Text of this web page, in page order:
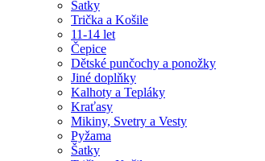
Šatky
Trička a Košile
11-14 let
Čepice
Dětské punčochy a ponožky
Jiné doplňky
Kalhoty a Tepláky
Kraťasy
Mikiny, Svetry a Vesty
Pyžama
Šatky